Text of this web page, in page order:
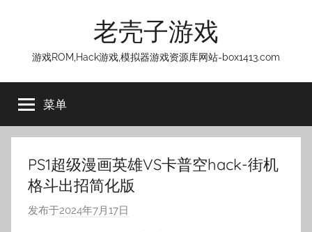
老壳子游戏
游戏ROM,Hack游戏,模拟器游戏资源库网站-box1413.com
菜单
PS1超级漫画英雄VS卡普空hack-街机
格斗出招简化版
发布于2024年7月17日